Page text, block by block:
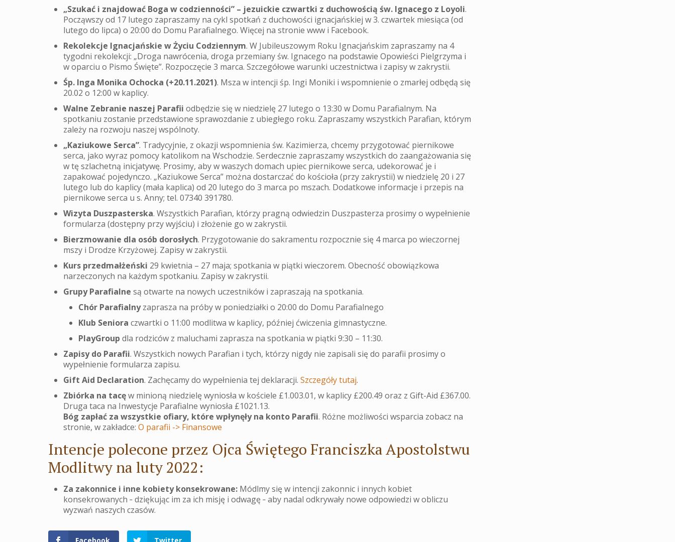
„Szukać i znajdować Boga w codzienności” – jezuickie czwartki z duchowością św. Ignacego z Loyoli.
Począwszy od 17 lutego zapraszamy na cykl spotkań z duchowości ignacjańskiej w 3. czwartek miesiąca (od
lutego do lipca) o 20:00 do Domu Parafialnego. Więcej na stronie www i Facebook.
Rekolekcje Ignacjańskie w Życiu Codziennym. W Jubileuszowym Roku Ignacjańskim zapraszamy na 4
tygodni rekolekcji: „Droga nawrócenia, droga przemiany św. Ignacego na podstawie Opowieści Pielgrzyma i
w oparciu o Pismo Święte”. Rozpoczęcie 3 marca. Szczegółowe warunki uczestnictwa i zapisy w zakrystii.
Śp. Inga Monika Ochocka (+20.11.2021). Msza w intencji śp. Ingi Moniki i wspomnienie o zmarłej odbędą się
20.02 o 12:00 w kaplicy.
Walne Zebranie naszej Parafii odbędzie się w niedzielę 27 lutego o 13:30 w Domu Parafialnym. Na
spotkaniu zostanie przedstawione sprawozdanie z ubiegłego roku. Zapraszamy wszystkich Parafian, którym
zależy na rozwoju naszej wspólnoty.
„Kaziukowe Serca”. Tradycyjnie, z okazji wspomnienia św. Kazimierza, chcemy przygotować piernikowe
serca, jako wyraz pomocy katolikom na Wschodzie. Serdecznie zapraszamy wszystkich do zaangażowania się
w tę szlachetną inicjatywę. Prosimy, aby w waszych domach upiec piernikowe serca, udekorować je i
zapakować pojedynczo. „Kaziukowe Serca” można dostarczać do kościoła (przy zakrystii) w niedzielę 20 i 27
lutego lub do kaplicy (mała kaplica) od 20 lutego do 3 marca po mszach. Dodatkowe informacje i przepis na
piernikowe serca u s. Anny; tel. 07340 391780.
Wizyta Duszpasterska. Wszystkich Parafian, którzy pragną odwiedzin Duszpasterza prosimy o wypełnienie
formularza (dostępny przy wyjściu) i złożenie go w zakrystii.
Bierzmowanie dla osób dorosłych. Przygotowanie do sakramentu rozpocznie się 4 marca po wieczornej
mszy i Drodze Krzyżowej. Zapisy w zakrystii.
Kurs przedmałżeński 29 kwietnia – 27 maja; spotkania w piątki wieczorem. Obecność obowiązkowa
narzeczonych na każdym spotkaniu. Zapisy w zakrystii.
Grupy Parafialne są otwarte na nowych uczestników i zapraszają na spotkania.
Chór Parafialnyzaprasza na próby w poniedziałki o 20:00 do Domu Parafialnego
Klub Seniora czwartki o 11:00 modlitwa w kaplicy, później ćwiczenia gimnastyczne.
PlayGroup dla rodziców z maluchami zaprasza na spotkania w piątki 9:30 – 11:30.
Zapisy do Parafii. Wszystkich nowych Parafian i tych, którzy nigdy nie zapisali się do parafii prosimy o
wypełnienie formularza zapisu.
Gift Aid Declaration. Zachęcamy do wypełnienia tej deklaracji. Szczegóły tutaj.
Zbiórka na tacęw minioną niedzielę wyniosła w kościele £1.003.01, w kaplicy £200.49 oraz z Gift-Aid £367.00.
Druga taca na Inwestycje Parafialne wyniosła £1021.13.
Bóg zapłać za wszystkie ofiary, które wpłynęły na konto Parafii. Różne możliwości wsparcia zobacz na
stronie, w zakładce: O parafii -> Finansowe
Intencje polecone przez Ojca Świętego Franciszka Apostolstwu
Modlitwy na luty 2022:
Za zakonnice i inne kobiety konsekrowane:Módlmy się w intencji zakonnic i innych kobiet
konsekrowanych ‐ dziękując im za ich misję i odwagę ‐ aby nadal odkrywały nowe odpowiedzi w obliczu
wyzwań naszych czasów.